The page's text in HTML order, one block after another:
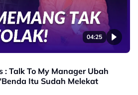
04:25
: Talk To My Manager Ubah
Itu Sudah Melekat